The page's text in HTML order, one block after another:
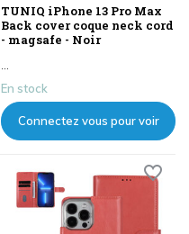
TUNIQ iPhone 13 Pro Max
Back cover coque neck cord
- magsafe - Noir
En stock
Connectez vous pour voir